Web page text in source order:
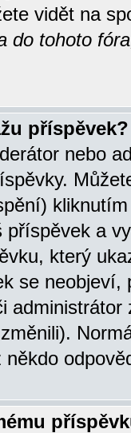
vidět na
do tohoto
příspěvek?
nebo
příspěvek a
který
se